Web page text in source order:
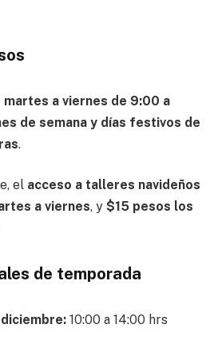
martes a viernes de 9:00 a
de semana y días festivos de
.
el acceso a talleres navideños
a viernes, y $15 pesos los
de temporada
10:00 a 14:00 hrs